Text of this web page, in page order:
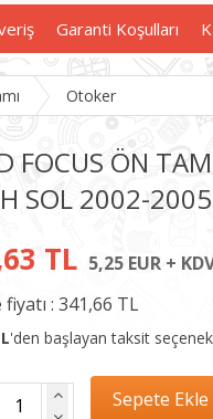
Garanti Koşulları
Otoker
FOCUS ÖN
SOL 2002-2005
TL 5,25 EUR +
: 341,66 TL
'den başlayan taksit